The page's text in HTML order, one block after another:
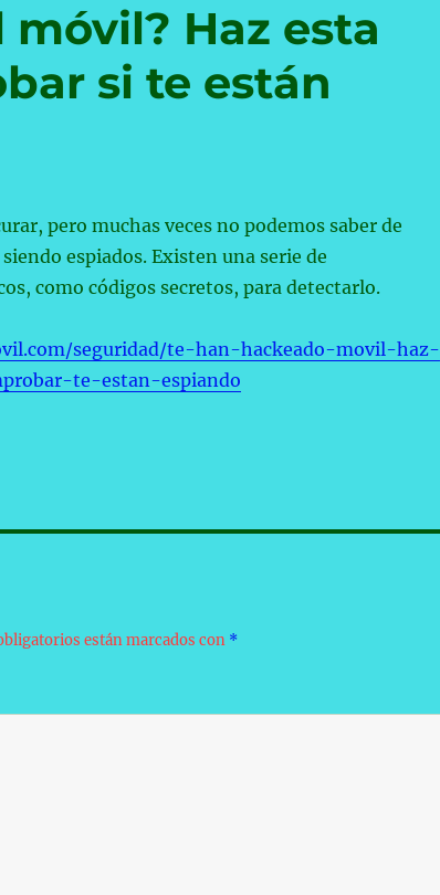
móvil? Haz esta
si te están
pero muchas veces no podemos saber de
espiados. Existen una serie de
como códigos secretos, para detectarlo.
seguridad/te-han-hackeado-movil-haz-
te-estan-espiando
están marcados con *